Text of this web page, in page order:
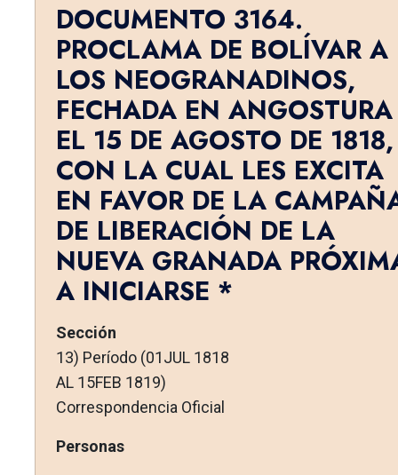
DOCUMENTO 3164.
PROCLAMA DE BOLÍVAR A
LOS NEOGRANADINOS,
FECHADA EN ANGOSTURA
EL 15 DE AGOSTO DE 1818,
CON LA CUAL LES EXCITA
EN FAVOR DE LA
DE LIBERACIÓN DE LA
NUEVA GRANADA
A INICIARSE *
Sección
13) Período (01JUL 1818
AL 15FEB 1819)
Correspondencia Oficial
Personas